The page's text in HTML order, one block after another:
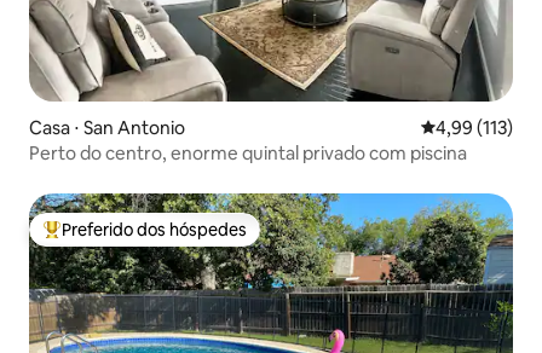
Casa ⋅ San Antonio 4,99 de uma
4,99 (113)
Perto do centro, enorme quintal privado com piscina
Entre os melhores preferidos dos hóspedes
Preferido dos hóspedes